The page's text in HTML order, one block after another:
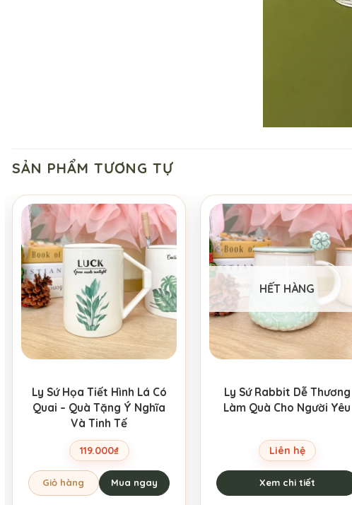
SẢN PHẨM TƯƠNG TỰ
Ly Sứ Họa Tiết Hình Lá Có
Quai – Quà Tặng Ý Nghĩa
Và Tinh Tế
119.000₫
Giỏ hàng Mua ngay
HẾT HÀNG
Ly Sứ Rabbit Dễ Thương
Làm Quà Cho Người Yêu
Liên hệ
Xem chi tiết